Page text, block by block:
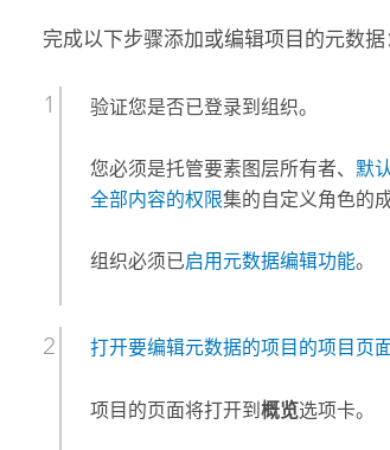
完成以下步骤添加或编辑项目的元数据
验证您是否已登录到组织。
您必须是托管要素图层所有者、 默
全部内容的权限集的自定义角色的成
组织必须已启用元数据编辑功能。
打开要编辑元数据的项目的项目页
项目的页面将打开到概览选项卡。